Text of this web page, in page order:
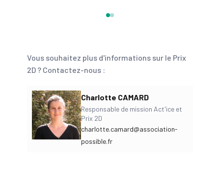
Vous souhaitez plus d'informations sur le Prix
2D ? Contactez-nous :
Charlotte CAMARD
Responsable de mission Act'ice et
Prix 2D
charlotte.camard@association-
possible.fr